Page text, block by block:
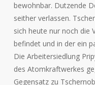
bewohnbar. Dutzende
seither verlassen.
sich heute nur noch die
befindet und in der ein
Die Arbeitersiedlung
des Atomkraftwerkes
Gegensatz zu